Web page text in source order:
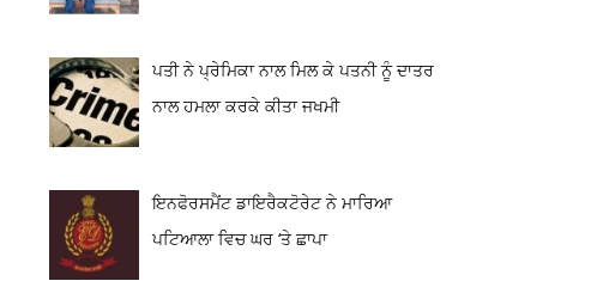
ਪਤੀ ਨੇ ਪ੍ਰੇਮਿਕਾ ਨਾਲ ਮਿਲ ਕੇ ਪਤਨੀ ਨੂੰ ਦਾਤਰ
ਨਾਲ ਹਮਲਾ ਕਰਕੇ ਕੀਤਾ ਜਖਮੀ
ਇਨਫੋਰਸਮੈਂਟ ਡਾਇਰੈਕਟੋਰੇਟ ਨੇ ਮਾਰਿਆ
ਪਟਿਆਲਾ ਵਿਚ ਘਰ ‘ਤੇ ਛਾਪਾ